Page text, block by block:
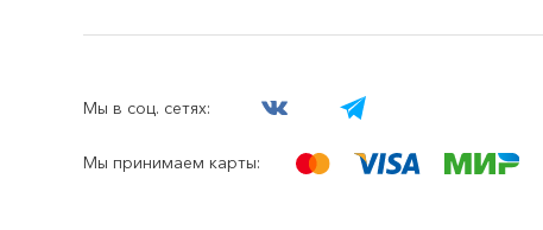
Мы в соц. сетях:
Мы принимаем карты: